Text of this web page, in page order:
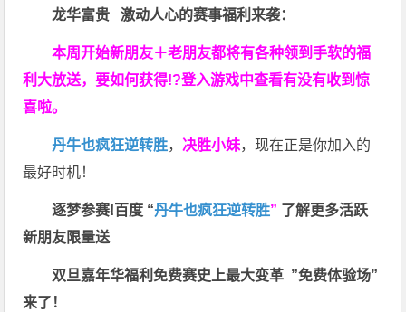
龙华富贵 激动人心的赛事福利来袭：
本周开始新朋友＋老朋友都将有各种领到手软的福
利大放送，要如何获得!?登入游戏中查看有没有收到惊
喜啦。
丹牛也疯狂逆转胜， 决胜小妹，现在正是你加入的
最好时机！
逐梦参赛!百度 “丹牛也疯狂逆转胜” 了解更多活跃
新朋友限量送
双旦嘉年华福利免费赛史上最大变革 ”免费体验场”
来了！